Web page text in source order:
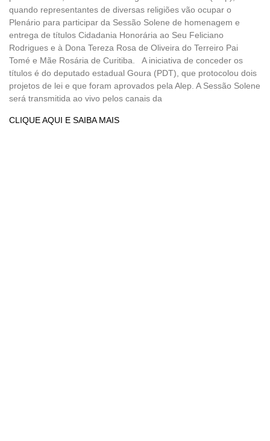
quando representantes de diversas religiões vão ocupar o
Plenário para participar da Sessão Solene de homenagem e
entrega de títulos Cidadania Honorária ao Seu Feliciano
Rodrigues e à Dona Tereza Rosa de Oliveira do Terreiro Pai
Tomé e Mãe Rosária de Curitiba. A iniciativa de conceder os
títulos é do deputado estadual Goura (PDT), que protocolou dois
projetos de lei e que foram aprovados pela Alep. A Sessão Solene
será transmitida ao vivo pelos canais da
CLIQUE AQUI E SAIBA MAIS